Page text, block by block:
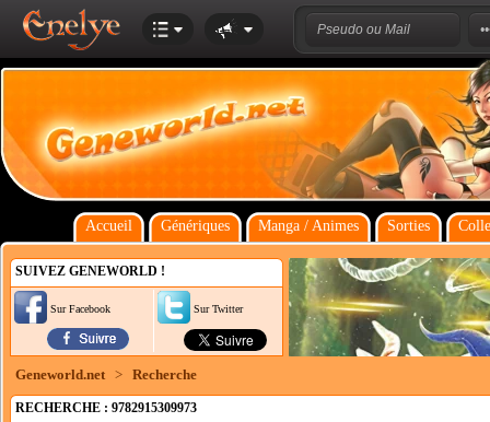
Accueil Génériques Manga / Animes Sorties
SUIVEZ GENEWORLD !
Sur Facebook Sur Twitter
Geneworld.net > Recherche
RECHERCHE : 9782915309973